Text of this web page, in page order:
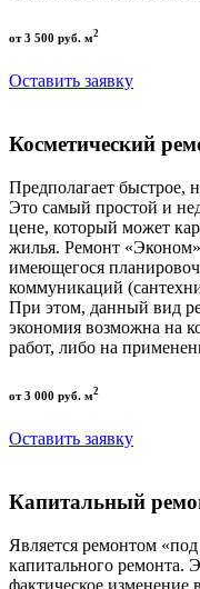
от 3 500 руб. м2
Оставить заявку
Косметический
Предполагает быстрое,
Это самый простой и
цене, который может
жилья. Ремонт
имеющегося
коммуникаций
При этом, данный вид
экономия возможна на
работ, либо на
от 3 000 руб. м2
Оставить заявку
Капитальный
Является ремонтом
капитального ремонта.
фактическое